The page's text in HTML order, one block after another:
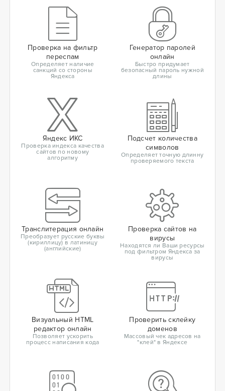
Проверка на фильтр
переспам
Определяет наличие
санкций со стороны
Яндекса
Генератор паролей
онлайн
Быстро придумает
безопасный пароль нужной
длины
Яндекс ИКС
Проверка индекса качества
сайтов по новому
алгоритму
Подсчет количества
символов
Определяет точную длинну
проверяемого текста
Транслитерация онлайн
Преобразует русские буквы
(кириллицу) в латиницу
(английские)
Проверка сайтов на
вирусы
Находятся ли Ваши ресурсы
под фильтром Яндекса за
вирусы
Визуальный HTML
редактор онлайн
Позволяет ускорить
процесс написания кода
Проверить склейку
доменов
Массовый чек адресов на
"клей" в Яндексе